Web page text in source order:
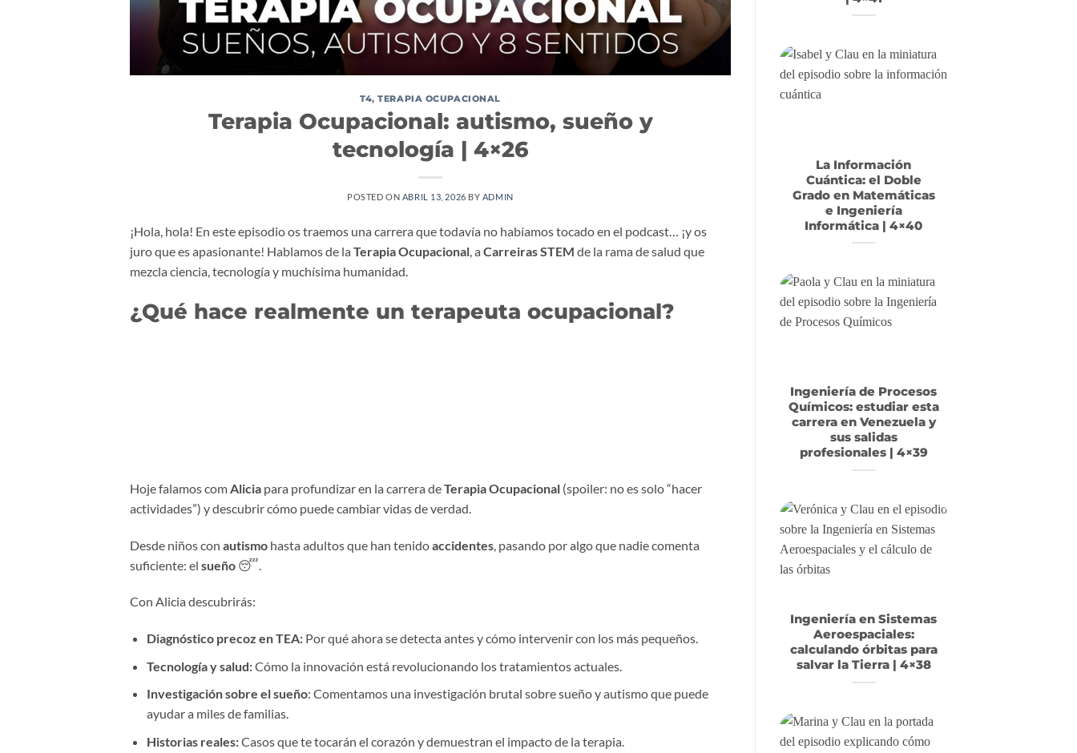
T4,TERAPIA OCUPACIONAL
Terapia Ocupacional: autismo, sueño y
tecnología | 4×26
POSTED ON ABRIL 13, 2026 BY ADMIN
¡Hola, hola! En este episodio os traemos una carrera que todavía no habíamos tocado en el podcast… ¡y os
juro que es apasionante! Hablamos de la Terapia Ocupacional, a Carreiras STEM de la rama de salud que
mezcla ciencia, tecnología y muchísima humanidad.
¿Qué hace realmente un terapeuta ocupacional?
Hoje falamos comAlicia para profundizar en la carrera deTerapia Ocupacional (spoiler: no es solo “hacer
actividades”) y descubrir cómo puede cambiar vidas de verdad.
Desde niños con autismo hasta adultos que han tenidoaccidentes , pasando por algo que nadie comenta
suficiente: el sueño 😴.
Con Alicia descubrirás:
Diagnóstico precoz en TEA:Por qué ahora se detecta antes y cómo intervenir con los más pequeños.
Tecnología y salud:Cómo la innovación está revolucionando los tratamientos actuales.
Investigación sobre el sueño: Comentamos una investigación brutal sobre sueño y autismo que puede
ayudar a miles de familias.
Historias reales:Casos que te tocarán el corazón y demuestran el impacto de la terapia.
La Información
Cuántica: el Doble
Grado en Matemáticas
e Ingeniería
Informática | 4×40
Ingeniería de Procesos
Químicos: estudiar esta
carrera en Venezuela y
sus salidas
profesionales | 4×39
Ingeniería en Sistemas
Aeroespaciales:
calculando órbitas para
salvar la Tierra | 4×38